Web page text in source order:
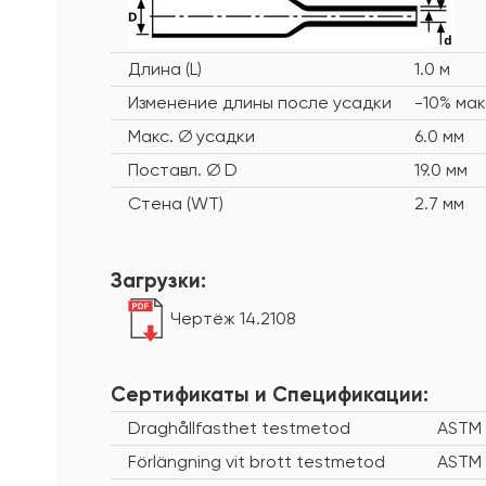
Длина (L)
1.0 м
Изменение длины после усадки
-10%
Макс. ∅ усадки
6.0 мм
Поставл. ∅ D
19.0 мм
Стена (WT)
2.7 мм
Загрузки:
Чертёж 14.2108
Сертификаты и Cпецификации:
Draghållfasthet testmetod
ASTM
Förlängning vit brott testmetod
ASTM